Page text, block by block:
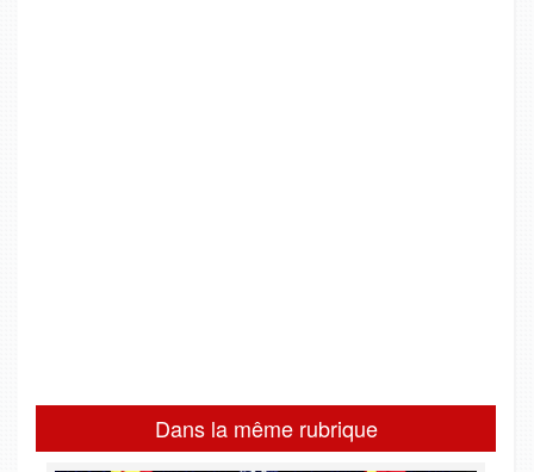
Dans la même rubrique